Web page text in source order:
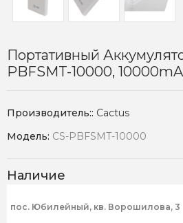
Портативный
PBFSMT-10000,
Производитель:: Cactus
Модель: CS-PBFSMT-10000
Наличие
пос. Юбилейный, кв. Ворошилова, 3